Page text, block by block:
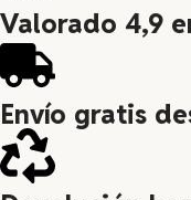
Valorado 4,9
Envío gratis